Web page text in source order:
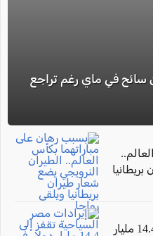
8.35 ملايين سائح في ماي رغم تراجع
إيرادات مصر السياحية تقفز إلى 14.4 مليار